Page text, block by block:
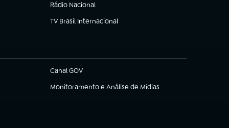
Rádio Nacional
TV Brasil Internacional
(abre em nova aba)
Canal GOV
(abre em nova aba)
Monitoramento e Análise de Mídias
(abre em nova aba)